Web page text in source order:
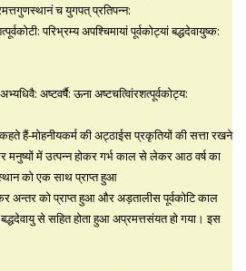
च युगपत् प्रतिपन्न:
परिभ्रम्य अपश्चिमायां पूर्वकोट्यां बद्धदेवायुष्क:
अष्टवर्षै: ऊना अष्टचत्वािंरशत्पूर्वकोट्य:
हैं-मोहनीयकर्म की अट्ठाईस प्रकृतियों की सत्ता रखने
में उत्पन्न होकर गर्भ काल से लेकर आठ वर्ष का
को एक साथ प्राप्त हुआ
अन्तर को प्राप्त हुआ और अड़तालीस पूर्वकोटि काल
से सहित होता हुआ अप्रमत्तसंयत हो गया। इस